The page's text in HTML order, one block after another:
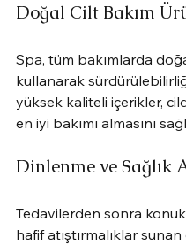
Doğal Cilt Bakım
Spa, tüm bakımlarda
kullanarak
yüksek kaliteli içerikler,
en iyi bakımı almasını
Dinlenme ve Sağlık
Tedavilerden sonra
hafif atıştırmalıklar